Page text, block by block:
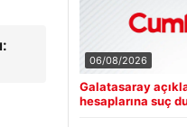
Galatasaray
hesaplarına suç